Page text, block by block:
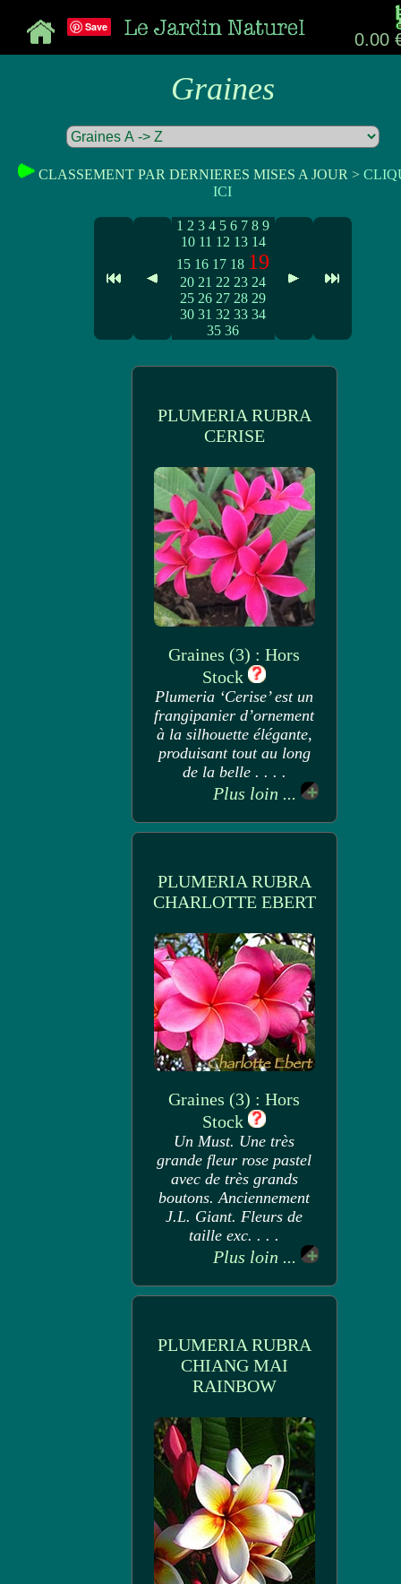
0.00
Save
Graines
CLASSEMENT PAR DERNIERES MISES A JOUR >
ICI
1 2 3 4 5 6 7 8 9
10 11 12 13 14
15 16 17 18 19
20 21 22 23 24
25 26 27 28 29
30 31 32 33 34
35 36
PLUMERIA RUBRA
CERISE
Graines (3) : Hors
Stock
Plumeria ‘Cerise’ est un
frangipanier d’ornement
à la silhouette élégante,
produisant tout au long
de la belle . . . .
Plus loin ...
PLUMERIA RUBRA
CHARLOTTE EBERT
Graines (3) : Hors
Stock
Un Must. Une très
grande fleur rose pastel
avec de très grands
boutons. Anciennement
J.L. Giant. Fleurs de
taille exc. . . .
Plus loin ...
PLUMERIA RUBRA
CHIANG MAI
RAINBOW